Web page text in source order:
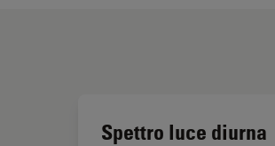
Spettro luce diurna